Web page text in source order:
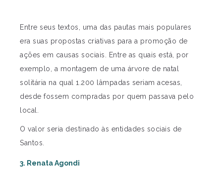
Entre seus textos, uma das pautas mais populares
era suas propostas criativas para a promoção de
ações em causas sociais. Entre as quais está, por
exemplo, a montagem de uma árvore de natal
solitária na qual 1.200 lâmpadas seriam acesas,
desde fossem compradas por quem passava pelo
local.
O valor seria destinado às entidades sociais de
Santos.
3. Renata Agondi